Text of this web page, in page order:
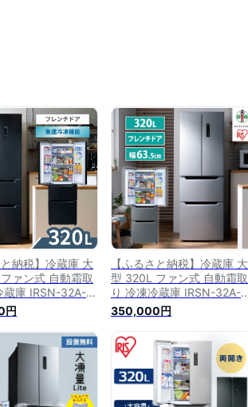
と納税】冷蔵庫 大
ァン式 自動霜取
蔵庫 IRSN-32A-B
冷凍庫 フレンチ
冷蔵保存 冷凍
電化製品 | 新生活
円
【ふるさと納税】冷蔵庫 大
型 320L ファン式 自動霜取
り 冷凍冷蔵庫 IRSN-32A-S
冷凍冷蔵庫 冷凍庫 フレンチ
ドア 大容量 冷蔵保存 冷凍
保存 家電 電化製品 | 人気
おすすめ
350,000円